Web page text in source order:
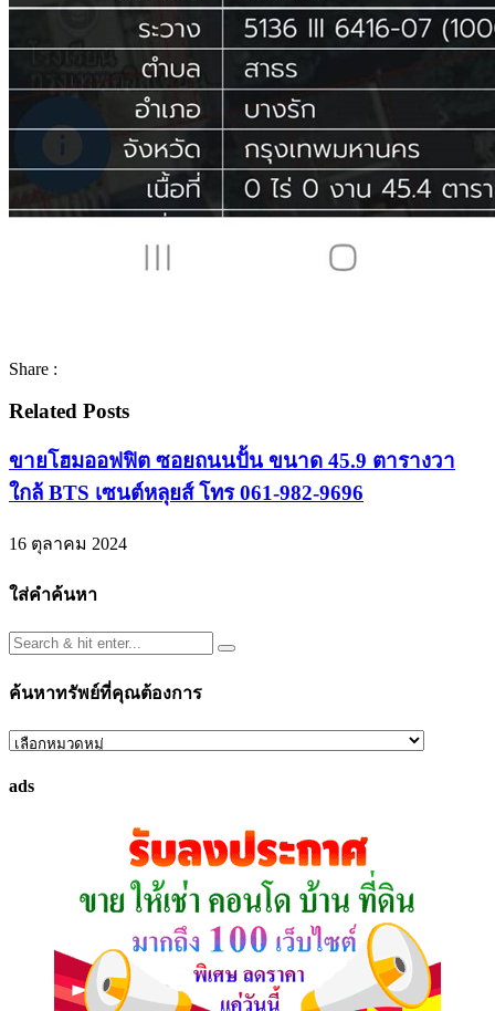
Share :
Related Posts
ขายโฮมออฟฟิต ซอยถนนปั้น ขนาด 45.9 ตารางวา
ใกล้ BTS เซนต์หลุยส์ โทร 061-982-9696
16 ตุลาคม 2024
ใส่คำค้นหา
ค้นหาทรัพย์ที่คุณต้องการ
ค้นหา
ที่
ads